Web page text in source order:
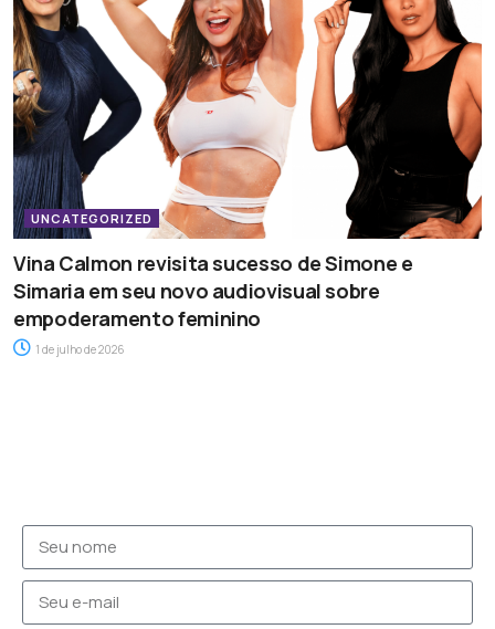
UNCATEGORIZED
Vina Calmon revisita sucesso de Simone e
Simaria em seu novo audiovisual sobre
empoderamento feminino
1 de julho de 2026